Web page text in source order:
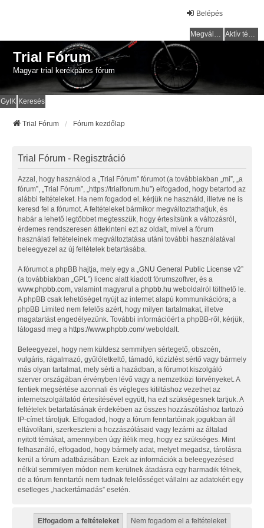
Belépés
Megválaszolatlan témák Aktív témák
Trial Fórum
Magyar trial kerékpáros fórum
GyIK Keresés
Trial Fórum Fórum kezdőlap
Trial Fórum - Regisztráció
Azzal, hogy használod a „Trial Fórum” fórumot (a továbbiakban „mi”, „a
fórum”, „Trial Fórum”, „https://trialforum.hu”) elfogadod, hogy betartod az
alábbi feltételeket. Ha nem fogadod el, kérjük ne használd, illetve ne is
keresd fel a fórumot. A feltételeket bármikor megváltoztathatjuk, és
habár a lehető legtöbbet megtesszük, hogy értesítsünk a változásról,
érdemes rendszeresen áttekinteni ezt az oldalt, mivel a fórum
használati feltételeinek megváltoztatása utáni további használatával
beleegyezel az új feltételek betartásába.
A fórumot a phpBB hajtja, mely egy a „ GNU General Public License v2”
(a továbbiakban „GPL”) licenc alatt kiadott fórumszoftver, és a
www.phpbb.com , valamint magyarul a phpbb.hu weboldalról tölthető le.
A phpBB csak lehetőséget nyújt az internet alapú kommunikációra; a
phpBB Limited nem felelős azért, hogy milyen tartalmakat, illetve
magatartást engedélyezünk. További információért a phpBB-ről, kérjük,
látogasd meg a https://www.phpbb.com/weboldalt.
Beleegyezel, hogy nem küldesz semmilyen sértegető, obszcén,
vulgáris, rágalmazó, gyűlöletkeltő, támadó, közízlést sértő vagy bármely
más olyan tartalmat, mely sérti a hazádban, a fórumot kiszolgáló
szerver országában érvényben lévő vagy a nemzetközi törvényeket. A
fentiek megsértése azonnali és végleges kitiltáshoz vezethet az
internetszolgáltatód értesítésével együtt, ha ezt szükségesnek tartjuk. A
feltételek betartatásának érdekében az összes hozzászóláshoz tartozó
IP-címet tároljuk. Elfogadod, hogy a fórum fenntartóinak jogukban áll
eltávolítani, szerkeszteni a hozzászólásaid vagy lezárni az általad
nyitott témákat, amennyiben úgy ítélik meg, hogy ez szükséges. Mint
felhasználó, elfogadod, hogy bármely adat, melyet megadsz, tárolásra
kerül a fórum adatbázisában. Ezek az információk a beleegyezésed
nélkül semmilyen módon nem kerülnek átadásra egy harmadik félnek,
de a fórum fenntartói nem tudnak felelősséget vállalni az adatokért egy
esetleges „hackertámadás” esetén.